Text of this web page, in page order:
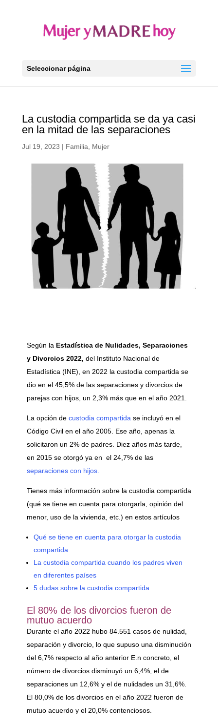
Seleccionar página
La custodia compartida se da ya casi
en la mitad de las separaciones
Jul 19, 2023 | Familia Mujer
Según laEstadística de Nulidades, Separaciones
y Divorcios 2022, del Instituto Nacional de
Estadística (INE), en 2022 la custodia compartida se
dio en el 45,5% de las separaciones y divorcios de
parejas con hijos, un 2,3% más que en el año 2021.
La opción de custodia compartidase incluyó en el
Código Civil en el año 2005. Ese año, apenas la
solicitaron un 2% de padres. Diez años más tarde,
en 2015 se otorgó ya en el 24,7% de las
separaciones con hijos.
Tienes más información sobre la custodia compartida
(qué se tiene en cuenta para otorgarla, opinión del
menor, uso de la vivienda, etc.) en estos artículos
Qué se tiene en cuenta para otorgar la custodia
compartida
La custodia compartida cuando los padres viven
en diferentes países
5 dudas sobre la custodia compartida
El 80% de los divorcios fueron de
mutuo acuerdo
Durante el año 2022 hubo 84.551 casos de nulidad,
separación y divorcio, lo que supuso una disminución
del 6,7% respecto al año anterior E.n concreto, el
número de divorcios disminuyó un 6,4%, el de
separaciones un 12,6% y el de nulidades un 31,6%.
El 80,0% de los divorcios en el año 2022 fueron de
mutuo acuerdo y el 20,0% contenciosos.